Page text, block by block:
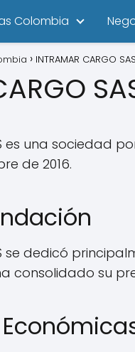
Colombia
INTRAMAR CARGO SAS
es una
de 2016.
se dedicó
consolidado su